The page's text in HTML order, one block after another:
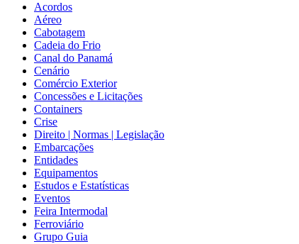
Acordos
Aéreo
Cabotagem
Cadeia do Frio
Canal do Panamá
Cenário
Comércio Exterior
Concessões e Licitações
Containers
Crise
Direito | Normas | Legislação
Embarcações
Entidades
Equipamentos
Estudos e Estatísticas
Eventos
Feira Intermodal
Ferroviário
Grupo Guia